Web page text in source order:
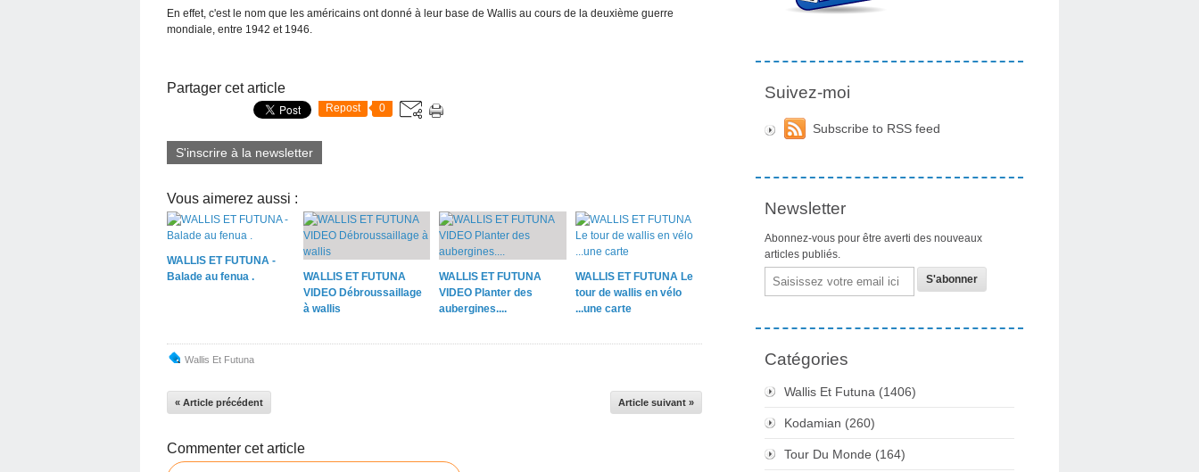
En effet, c'est le nom que les américains ont donné à leur base de Wallis au cours de la deuxième guerre
mondiale, entre 1942 et 1946.
Partager cet article
Repost 0
S'inscrire à la newsletter
Vous aimerez aussi :
WALLIS ET FUTUNA -
Balade au fenua .
WALLIS ET FUTUNA
VIDEO Débroussaillage
à wallis
WALLIS ET FUTUNA
VIDEO Planter des
aubergines....
WALLIS ET FUTUNA Le
tour de wallis en vélo
...une carte
Wallis Et Futuna
« Article précédent Article suivant »
Commenter cet article
Suivez-moi
Subscribe to RSS feed
Newsletter
Abonnez-vous pour être averti des nouveaux
articles publiés.
Email
Catégories
Wallis Et Futuna (1406)
Kodamian (260)
Tour Du Monde (164)